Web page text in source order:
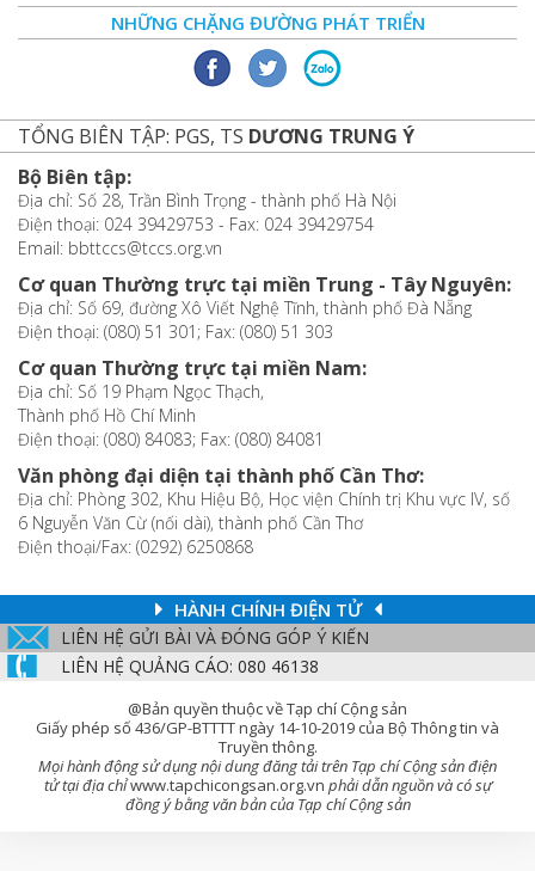
NHỮNG CHẶNG ĐƯỜNG PHÁT TRIỂN
TỔNG BIÊN TẬP: PGS, TS DƯƠNG TRUNG Ý
Bộ Biên tập:
Địa chỉ: Số 28, Trần Bình Trọng - thành phố Hà Nội
Điện thoại: 024 39429753 - Fax: 024 39429754
Email: bbttccs@tccs.org.vn
Cơ quan Thường trực tại miền Trung - Tây Nguyên:
Địa chỉ: Số 69, đường Xô Viết Nghệ Tĩnh, thành phố Đà Nẵng
Điện thoại: (080) 51 301; Fax: (080) 51 303
Cơ quan Thường trực tại miền Nam:
Địa chỉ: Số 19 Phạm Ngọc Thạch,
Thành phố Hồ Chí Minh
Điện thoại: (080) 84083; Fax: (080) 84081
Văn phòng đại diện tại thành phố Cần Thơ:
Địa chỉ: Phòng 302, Khu Hiệu Bộ, Học viện Chính trị Khu vực IV, số
6 Nguyễn Văn Cừ (nối dài), thành phố Cần Thơ
Điện thoại/Fax: (0292) 6250868
HÀNH CHÍNH ĐIỆN TỬ
LIÊN HỆ GỬI BÀI VÀ ĐÓNG GÓP Ý KIẾN
LIÊN HỆ QUẢNG CÁO: 080 46138
@Bản quyền thuộc về Tạp chí Cộng sản
Giấy phép số 436/GP-BTTTT ngày 14-10-2019 của Bộ Thông tin và
Truyền thông.
Mọi hành động sử dụng nội dung đăng tải trên Tạp chí Cộng sản điện
tử tại địa chỉwww.tapchicongsan.org.vn phải dẫn nguồn và có sự
đồng ý bằng văn bản của Tạp chí Cộng sản